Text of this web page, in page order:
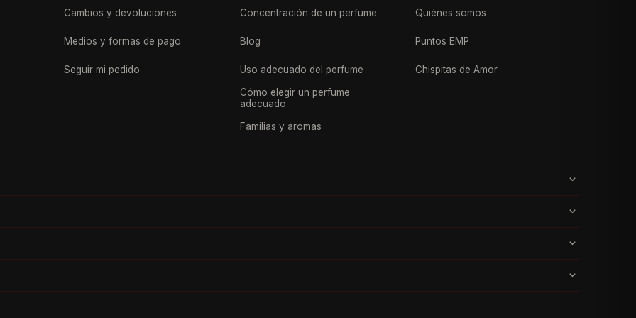
Cambios y devoluciones
Medios y formas de pago
Seguir mi pedido
Concentración de un perfume
Blog
Uso adecuado del perfume
Cómo elegir un perfume
adecuado
Familias y aromas
Quiénes somos
Puntos EMP
Chispitas de Amor